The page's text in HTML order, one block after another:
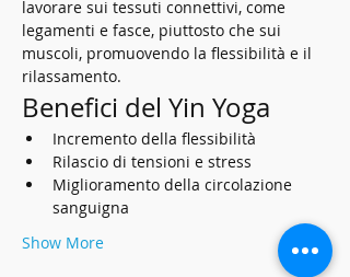
lavorare sui tessuti connettivi, come
legamenti e fasce, piuttosto che sui
muscoli, promuovendo la flessibilità e il
rilassamento.
Benefici del Yin Yoga
Incremento della flessibilità
Rilascio di tensioni e stress
Miglioramento della circolazione
sanguigna
Show More